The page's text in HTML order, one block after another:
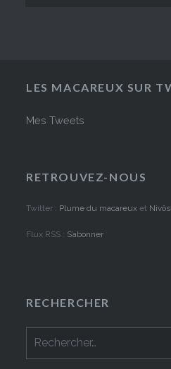
LES MACAREUX SUR
Mes Tweets
RETROUVEZ-NOUS
Twitter : Plume du macareux et
Flux RSS : S’abonner
RECHERCHER